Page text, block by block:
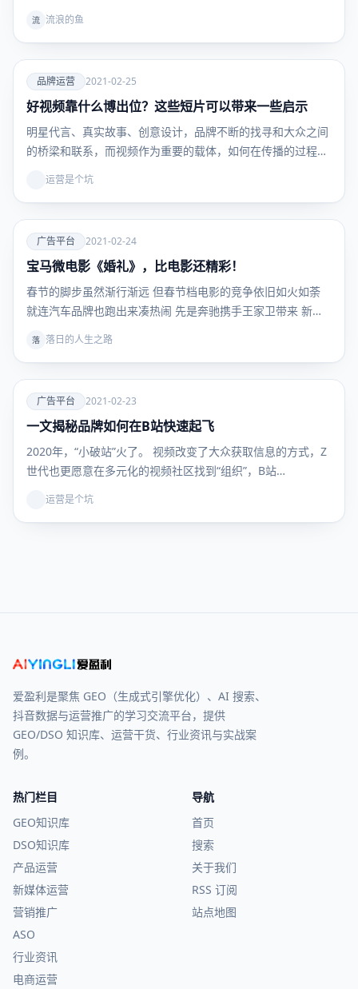
流 流浪的鱼
爱
品牌运
营
品牌运营 2021-02-25
好视频靠什么博出位？这些短片可以带来一些启示
明星代言、真实故事、创意设计，品牌不断的找寻和大众之间
的桥梁和联系，而视频作为重要的载体，如何在传播的过程中
运营是个坑
爱
广告平
台
广告平台 2021-02-24
宝马微电影《婚礼》，比电影还精彩！
春节的脚步虽然渐行渐远 但春节档电影的竞争依旧如火如荼
就连汽车品牌也跑出来凑热闹 先是奔驰携手王家卫带来 新…
落 落日的人生之路
爱
广告平
台
广告平台 2021-02-23
一文揭秘品牌如何在B站快速起飞
2020年，“小破站”火了。 视频改变了大众获取信息的方式，Z
世代也更愿意在多元化的视频社区找到“组织”，B站…
运营是个坑
爱盈利是聚焦 GEO（生成式引擎优化）、AI 搜索、
抖音数据与运营推广的学习交流平台，提供
GEO/DSO 知识库、运营干货、行业资讯与实战案
例。
热门栏目
GEO知识库
DSO知识库
产品运营
新媒体运营
营销推广
ASO
行业资讯
电商运营
导航
首页
搜索
关于我们
RSS 订阅
站点地图